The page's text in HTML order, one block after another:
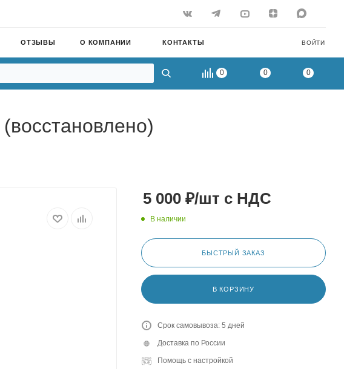
ВОЙТИ
ОТЗЫВЫ О КОМПАНИИ КОНТАКТЫ
0 0 0
5 000 ₽/шт с НДС
В наличии
БЫСТРЫЙ ЗАКАЗ
В КОРЗИНУ
Срок самовывоза: 5 дней
Доставка по России
Помощь с настройкой